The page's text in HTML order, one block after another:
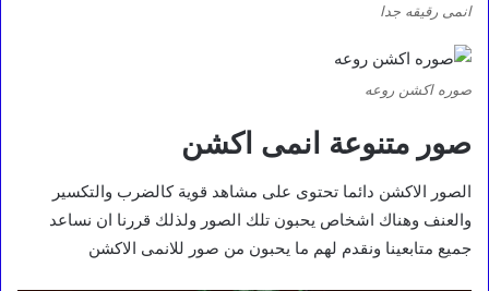
انمى رقيقه جدا
صوره اكشن روعه
صور متنوعة انمى اكشن
الصور الاكشن دائما تحتوى على مشاهد قوية كالضرب والتكسير
والعنف وهناك اشخاص يحبون تلك الصور ولذلك قررنا ان نساعد
جميع متابعينا ونقدم لهم ما يحبون من صور للانمى الاكشن